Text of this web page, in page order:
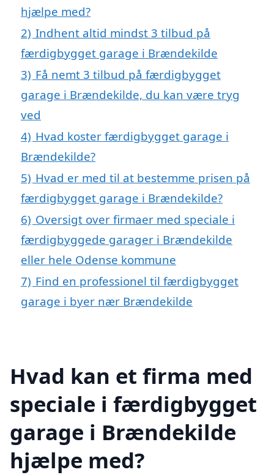
hjælpe med?
2) Indhent altid mindst 3 tilbud på
færdigbygget garage i Brændekilde
3) Få nemt 3 tilbud på færdigbygget
garage i Brændekilde, du kan være tryg
ved
4) Hvad koster færdigbygget garage i
Brændekilde?
5) Hvad er med til at bestemme prisen på
færdigbygget garage i Brændekilde?
6) Oversigt over firmaer med speciale i
færdigbyggede garager i Brændekilde
eller hele Odense kommune
7) Find en professionel til færdigbygget
garage i byer nær Brændekilde
Hvad kan et firma med
speciale i færdigbygget
garage i Brændekilde
hjælpe med?